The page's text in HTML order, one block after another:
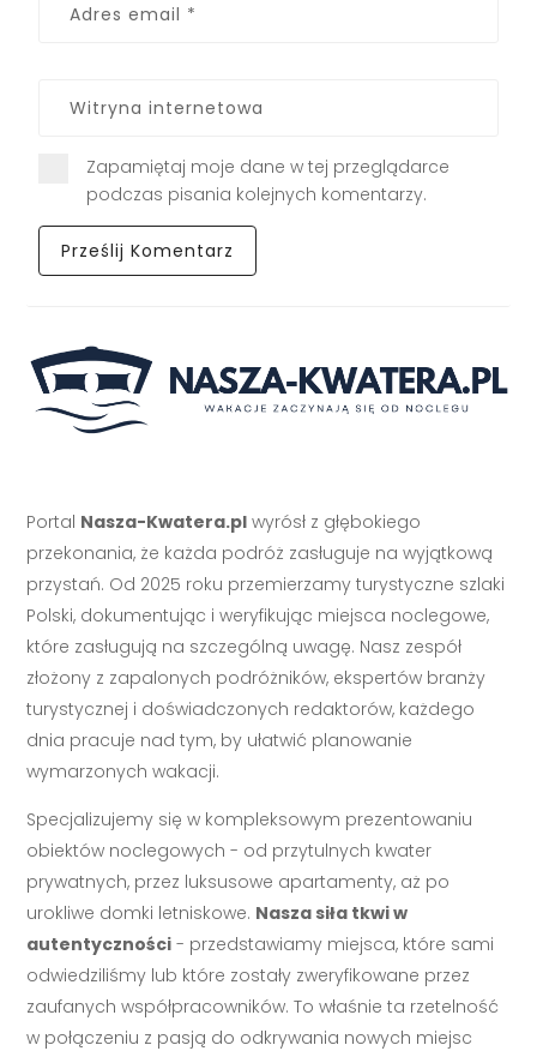
Zapamiętaj moje dane w tej przeglądarce
podczas pisania kolejnych komentarzy.
Portal Nasza-Kwatera.pl wyrósł z głębokiego
przekonania, że każda podróż zasługuje na wyjątkową
przystań. Od 2025 roku przemierzamy turystyczne szlaki
Polski, dokumentując i weryfikując miejsca noclegowe,
które zasługują na szczególną uwagę. Nasz zespół
złożony z zapalonych podróżników, ekspertów branży
turystycznej i doświadczonych redaktorów, każdego
dnia pracuje nad tym, by ułatwić planowanie
wymarzonych wakacji.
Specjalizujemy się w kompleksowym prezentowaniu
obiektów noclegowych - od przytulnych kwater
prywatnych, przez luksusowe apartamenty, aż po
urokliwe domki letniskowe. Nasza siła tkwi w
autentyczności - przedstawiamy miejsca, które sami
odwiedziliśmy lub które zostały zweryfikowane przez
zaufanych współpracowników. To właśnie ta rzetelność
w połączeniu z pasją do odkrywania nowych miejsc